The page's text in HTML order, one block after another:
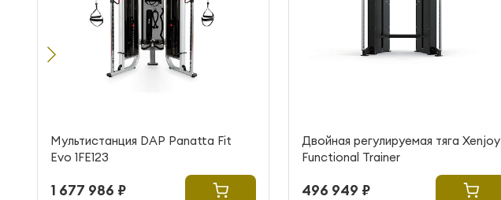
Мультистанция DAP Panatta Fit
Evo 1FE123
1 677 986 ₽
Двойная регулируемая тяга Xenjoy
Functional Trainer
496 949 ₽